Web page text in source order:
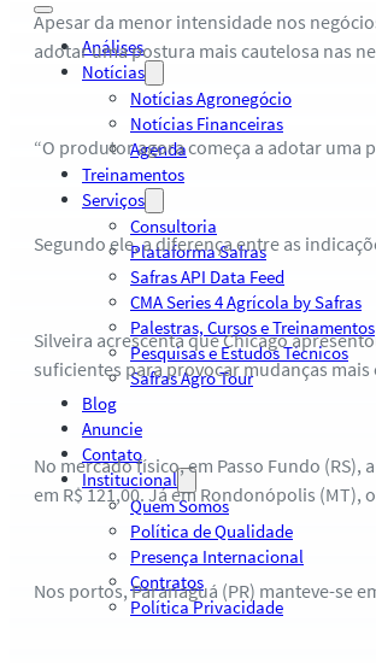
Análises
Notícias
Notícias Agronegócio
Notícias Financeiras
Agenda
Treinamentos
Serviços
Consultoria
Plataforma Safras
Safras API Data Feed
CMA Series 4 Agrícola by Safras
Palestras, Cursos e Treinamentos
Pesquisas e Estudos Técnicos
Safras Agro Tour
Blog
Anuncie
Contato
Institucional
Quem Somos
Política de Qualidade
Presença Internacional
Contratos
Política Privacidade
Apesar da menor intensidade nos
adotar uma postura mais cautelosa nas
“O produtor agora começa a adotar uma
Segundo ele, a diferença entre as
Silveira acrescenta que Chicago
suficientes para provocar mudanças mais
No mercado físico, em Passo Fundo (RS),
em R$ 121,00. Já em Rondonópolis (MT),
Nos portos, Paranaguá (PR) manteve-se